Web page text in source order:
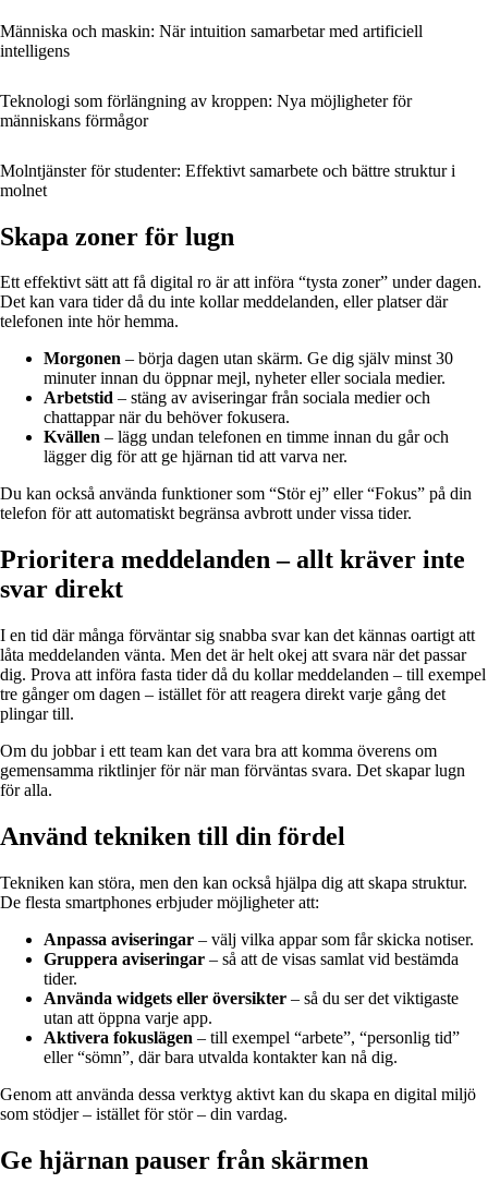
Människa och maskin: När intuition samarbetar med artificiell
intelligens
Teknologi som förlängning av kroppen: Nya möjligheter för
människans förmågor
Molntjänster för studenter: Effektivt samarbete och bättre struktur i
molnet
Skapa zoner för lugn
Ett effektivt sätt att få digital ro är att införa “tysta zoner” under dagen.
Det kan vara tider då du inte kollar meddelanden, eller platser där
telefonen inte hör hemma.
Morgonen – börja dagen utan skärm. Ge dig själv minst 30
minuter innan du öppnar mejl, nyheter eller sociala medier.
Arbetstid – stäng av aviseringar från sociala medier och
chattappar när du behöver fokusera.
Kvällen – lägg undan telefonen en timme innan du går och
lägger dig för att ge hjärnan tid att varva ner.
Du kan också använda funktioner som “Stör ej” eller “Fokus” på din
telefon för att automatiskt begränsa avbrott under vissa tider.
Prioritera meddelanden – allt kräver inte
svar direkt
I en tid där många förväntar sig snabba svar kan det kännas oartigt att
låta meddelanden vänta. Men det är helt okej att svara när det passar
dig. Prova att införa fasta tider då du kollar meddelanden – till exempel
tre gånger om dagen – istället för att reagera direkt varje gång det
plingar till.
Om du jobbar i ett team kan det vara bra att komma överens om
gemensamma riktlinjer för när man förväntas svara. Det skapar lugn
för alla.
Använd tekniken till din fördel
Tekniken kan störa, men den kan också hjälpa dig att skapa struktur.
De flesta smartphones erbjuder möjligheter att:
Anpassa aviseringar – välj vilka appar som får skicka notiser.
Gruppera aviseringar – så att de visas samlat vid bestämda
tider.
Använda widgets eller översikter – så du ser det viktigaste
utan att öppna varje app.
Aktivera fokuslägen – till exempel “arbete”, “personlig tid”
eller “sömn”, där bara utvalda kontakter kan nå dig.
Genom att använda dessa verktyg aktivt kan du skapa en digital miljö
som stödjer – istället för stör – din vardag.
Ge hjärnan pauser från skärmen